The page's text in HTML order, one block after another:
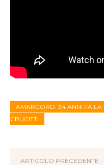
AMARCORD. 34 ANNI FA LA
CRUCITTI
ARTICOLO PRECEDENTE